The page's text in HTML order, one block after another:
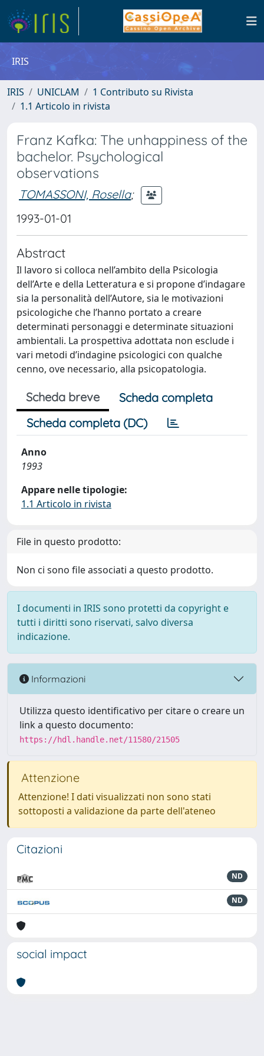
IRIS
IRIS UNICLAM
1 Contributo su Rivista
1.1 Articolo in rivista
Franz Kafka: The unhappiness of the
bachelor. Psychological
observations
TOMASSONI, Rosella;
1993-01-01
Abstract
Il lavoro si colloca nell’ambito della Psicologia
dell’Arte e della Letteratura e si propone d’indagare
sia la personalità dell’Autore, sia le motivazioni
psicologiche che l’hanno portato a creare
determinati personaggi e determinate situazioni
ambientali. La prospettiva adottata non esclude i
vari metodi d’indagine psicologici con qualche
cenno, ove necessario, alla psicopatologia.
Scheda breve
Scheda completa
Scheda completa (DC)
Anno
1993
Appare nelle tipologie:
1.1 Articolo in rivista
File in questo prodotto:
Non ci sono file associati a questo prodotto.
I documenti in IRIS sono protetti da copyright e
tutti i diritti sono riservati, salvo diversa
indicazione.
Informazioni
Utilizza questo identificativo per citare o creare un
link a questo documento:
https://hdl.handle.net/11580/21505
Attenzione
Attenzione! I dati visualizzati non sono stati
sottoposti a validazione da parte dell'ateneo
Citazioni
ND
ND
social impact